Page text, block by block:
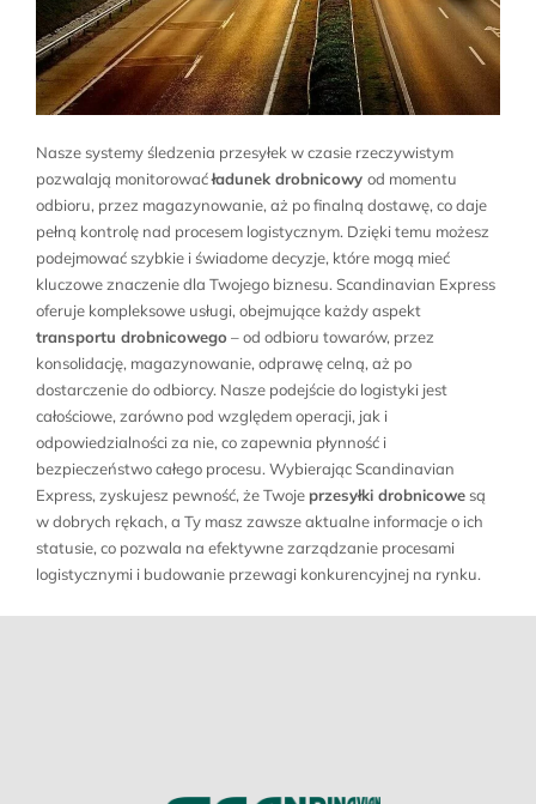
Nasze systemy śledzenia przesyłek w czasie rzeczywistym
pozwalają monitorowaćładunek drobnicowy od momentu
odbioru, przez magazynowanie, aż po finalną dostawę, co daje
pełną kontrolę nad procesem logistycznym. Dzięki temu możesz
podejmować szybkie i świadome decyzje, które mogą mieć
kluczowe znaczenie dla Twojego biznesu. Scandinavian Express
oferuje kompleksowe usługi, obejmujące każdy aspekt
transportu drobnicowego– od odbioru towarów, przez
konsolidację, magazynowanie, odprawę celną, aż po
dostarczenie do odbiorcy. Nasze podejście do logistyki jest
całościowe, zarówno pod względem operacji, jak i
odpowiedzialności za nie, co zapewnia płynność i
bezpieczeństwo całego procesu. Wybierając Scandinavian
Express, zyskujesz pewność, że Twoje przesyłki drobnicowe są
w dobrych rękach, a Ty masz zawsze aktualne informacje o ich
statusie, co pozwala na efektywne zarządzanie procesami
logistycznymi i budowanie przewagi konkurencyjnej na rynku.